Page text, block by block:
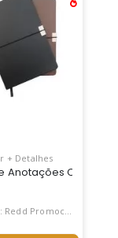
Flexível Com
Bloco Com
Em Kraft. Possui
+ Detalhes
Anotações Com
Promocional